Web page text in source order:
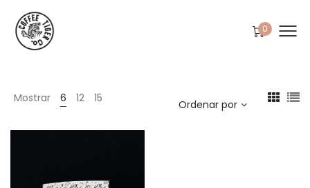
0
Mostrar 6 12 15 Ordenar por